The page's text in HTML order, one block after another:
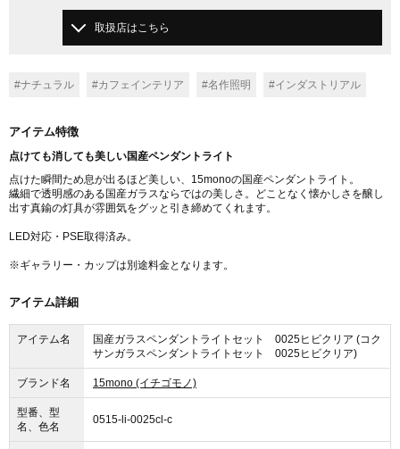
取扱店はこちら
#ナチュラル #カフェインテリア #名作照明 #インダストリアル
アイテム特徴
点けても消しても美しい国産ペンダントライト
点けた瞬間ため息が出るほど美しい、15monoの国産ペンダントライト。
繊細で透明感のある国産ガラスならではの美しさ。どことなく懐かしさを醸し
出す真鍮の灯具が雰囲気をグッと引き締めてくれます。
LED対応・PSE取得済み。
※ギャラリー・カップは別途料金となります。
アイテム詳細
アイテム名
国産ガラスペンダントライトセット 0025ヒビクリア (コク
サンガラスペンダントライトセット 0025ヒビクリア)
ブランド名 15mono (イチゴモノ)
型番、型
名、色名
0515-li-0025cl-c